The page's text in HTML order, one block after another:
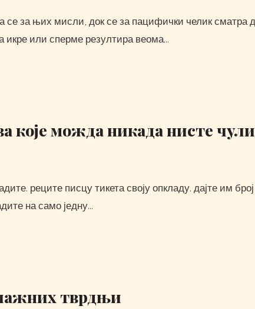
икре или сперме резултира веома…
које можда никада нисте чули
на само једну…
тврдњи